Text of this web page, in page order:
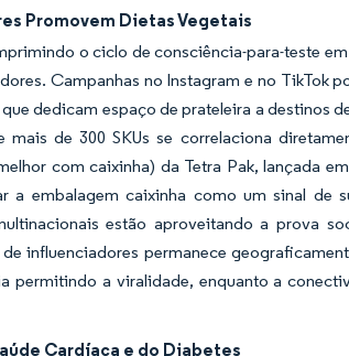
Promovem Dietas Vegetais
o ciclo de consciência-para-teste
Campanhas no Instagram e no TikTok
dedicam espaço de prateleira a destinos
de 300 SKUs se correlaciona
com caixinha) da Tetra Pak, lançada
a embalagem caixinha como um sinal
estão aproveitando a prova
influenciadores permanece
permitindo a viralidade, enquanto a
Cardíaca e do Diabetes